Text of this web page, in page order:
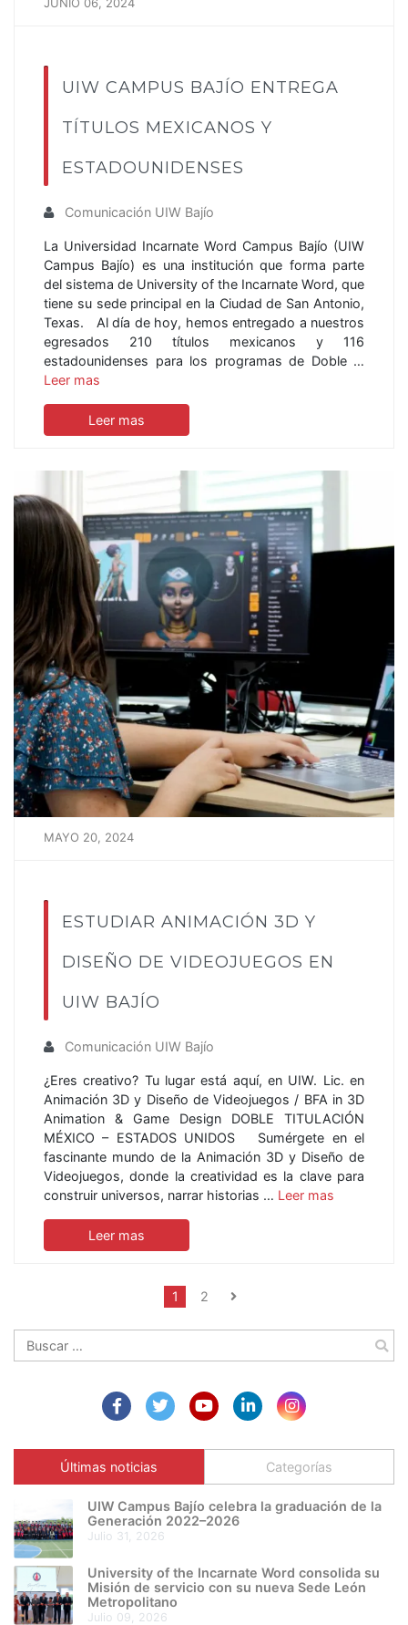
UIW CAMPUS BAJÍO ENTREGA
TÍTULOS MEXICANOS Y
ESTADOUNIDENSES
Comunicación UIW Bajío
La Universidad Incarnate Word Campus Bajío (UIW
Campus Bajío) es una institución que forma parte
del sistema de University of the Incarnate Word, que
tiene su sede principal en la Ciudad de San Antonio,
Texas. Al día de hoy, hemos entregado a nuestros
egresados 210 títulos mexicanos y 116
estadounidenses para los programas de Doble …
Leer mas
Leer mas
MAYO 20, 2024
ESTUDIAR ANIMACIÓN 3D Y
DISEÑO DE VIDEOJUEGOS EN
UIW BAJÍO
Comunicación UIW Bajío
¿Eres creativo? Tu lugar está aquí, en UIW. Lic. en
Animación 3D y Diseño de Videojuegos / BFA in 3D
Animation & Game Design DOBLE TITULACIÓN
MÉXICO – ESTADOS UNIDOS Sumérgete en el
fascinante mundo de la Animación 3D y Diseño de
Videojuegos, donde la creatividad es la clave para
construir universos, narrar historias … Leer mas
Leer mas
1 2
Buscar:
Últimas noticias Categorías
UIW Campus Bajío celebra la graduación de la
Generación 2022–2026
julio 31, 2026
University of the Incarnate Word consolida su
Misión de servicio con su nueva Sede León
Metropolitano
julio 09, 2026